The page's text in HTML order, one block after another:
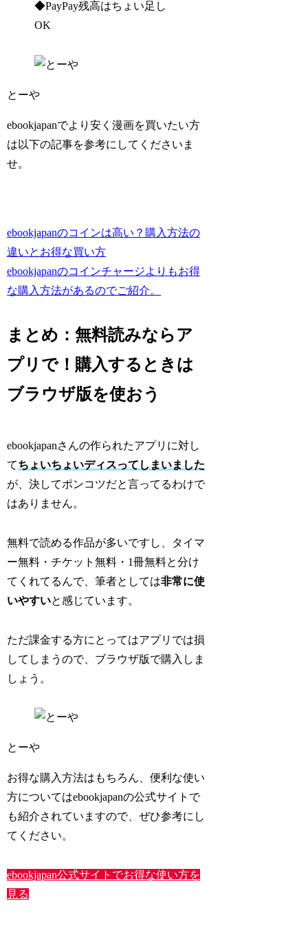
◆PayPay残高はちょい足し
OK
とーや
ebookjapanでより安く漫画を買いたい方
は以下の記事を参考にしてくださいま
せ。
ebookjapanのコインは高い？購入方法の
違いとお得な買い方
ebookjapanのコインチャージよりもお得
な購入方法があるのでご紹介。
まとめ：無料読みならア
プリで！購入するときは
ブラウザ版を使おう
ebookjapanさんの作られたアプリに対し
てちょいちょいディスってしまいました
が、決してポンコツだと言ってるわけで
はありません。
無料で読める作品が多いですし、タイマ
ー無料・チケット無料・1冊無料と分け
てくれてるんで、筆者としては非常に使
いやすいと感じています。
ただ課金する方にとってはアプリでは損
してしまうので、ブラウザ版で購入しま
しょう。
とーや
お得な購入方法はもちろん、便利な使い
方についてはebookjapanの公式サイトで
も紹介されていますので、ぜひ参考にし
てください。
ebookjapan公式サイトでお得な使い方を
見る